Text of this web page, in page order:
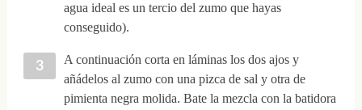
agua ideal es un tercio del zumo que hayas
conseguido).
A continuación corta en láminas los dos ajos y
añádelos al zumo con una pizca de sal y otra de
pimienta negra molida. Bate la mezcla con la batidora